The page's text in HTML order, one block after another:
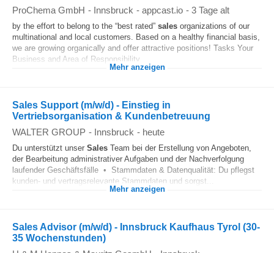
ProChema GmbH - Innsbruck - appcast.io - 3 Tage alt
by the effort to belong to the “best rated” sales organizations of our
multinational and local customers. Based on a healthy financial basis,
we are growing organically and offer attractive positions! Tasks Your
Business and Area of Responsibility...
Mehr anzeigen
Sales Support (m/w/d) - Einstieg in
Vertriebsorganisation & Kundenbetreuung
WALTER GROUP - Innsbruck - heute
Du unterstützt unser Sales Team bei der Erstellung von Angeboten,
der Bearbeitung administrativer Aufgaben und der Nachverfolgung
laufender Geschäftsfälle • Stammdaten & Datenqualität: Du pflegst
kunden- und vertragsrelevante Stammdaten und sorgst...
Mehr anzeigen
Sales Advisor (m/w/d) - Innsbruck Kaufhaus Tyrol (30-
35 Wochenstunden)